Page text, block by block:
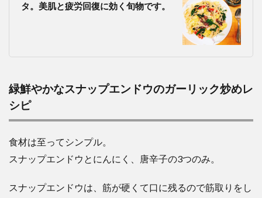
タ。美肌と疲労回復に効く旬物です。
緑鮮やかなスナップエンドウのガーリック炒めレ
シピ
食材は至ってシンプル。
スナップエンドウとにんにく、唐辛子の3つのみ。
スナップエンドウは、筋が硬くて口に残るので筋取りをし